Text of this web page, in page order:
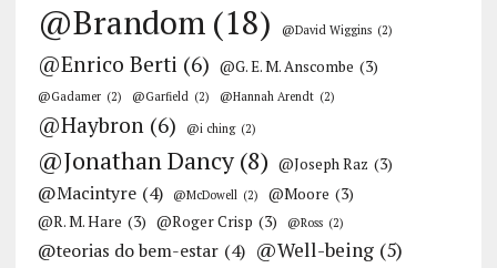
@Brandom (18) @David Wiggins (2)
@Enrico Berti (6) @G. E. M. Anscombe (3)
@Gadamer (2) @Garfield (2) @Hannah Arendt (2)
@Haybron (6) @i ching (2)
@Jonathan Dancy (8) @Joseph Raz (3)
@Macintyre (4) @McDowell (2) @Moore (3)
@R. M. Hare (3) @Roger Crisp (3) @Ross (2)
@teorias do bem-estar (4) @Well-being (5)